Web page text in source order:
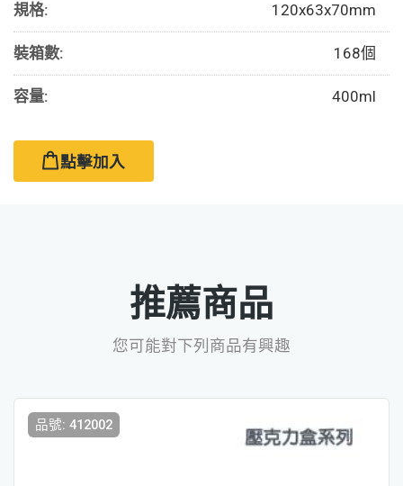
規格: 120x63x70mm
裝箱數: 168個
容量: 400ml
點擊加入
推薦商品
您可能對下列商品有興趣
品號: 412002